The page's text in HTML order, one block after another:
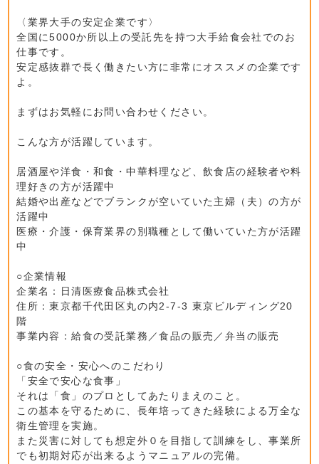
〈業界大手の安定企業です〉
全国に5000か所以上の受託先を持つ大手給食会社でのお
仕事です。
安定感抜群で長く働きたい方に非常にオススメの企業です
よ。
まずはお気軽にお問い合わせください。
こんな方が活躍しています。
居酒屋や洋食・和食・中華料理など、飲食店の経験者や料
理好きの方が活躍中
結婚や出産などでブランクが空いていた主婦（夫）の方が
活躍中
医療・介護・保育業界の別職種として働いていた方が活躍
中
○企業情報
企業名：日清医療食品株式会社
住所：東京都千代田区丸の内2-7-3 東京ビルディング20
階
事業内容：給食の受託業務／食品の販売／弁当の販売
○食の安全・安心へのこだわり
「安全で安心な食事」
それは「食」のプロとしてあたりまえのこと。
この基本を守るために、長年培ってきた経験による万全な
衛生管理を実施。
また災害に対しても想定外０を目指して訓練をし、事業所
でも初期対応が出来るようマニュアルの完備。